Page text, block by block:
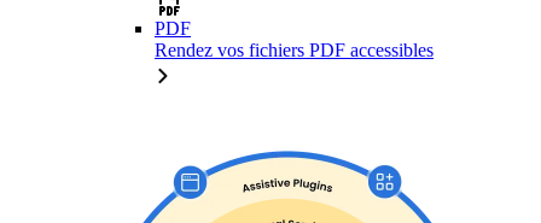
PDF
Rendez vos fichiers PDF accessibles